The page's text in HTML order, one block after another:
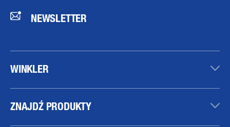
NEWSLETTER
WINKLER
ZNAJDŹ PRODUKTY